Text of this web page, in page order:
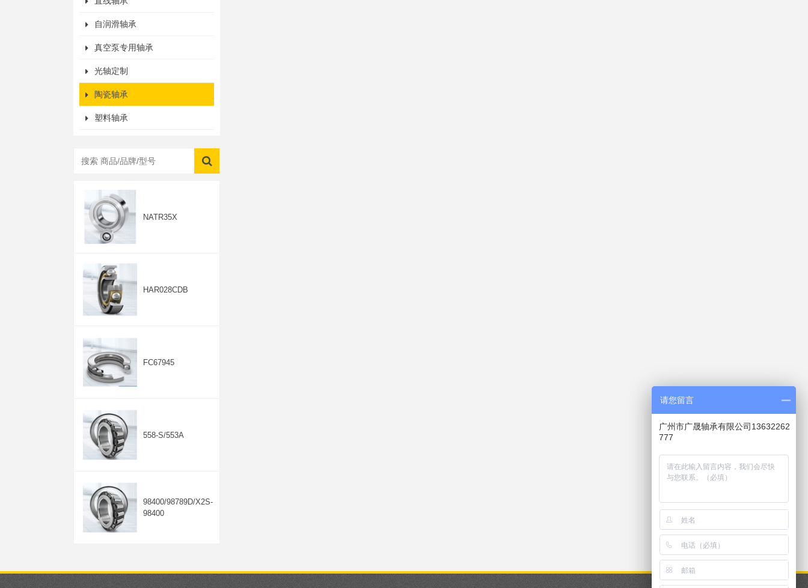
自润滑轴承
真空泵专用轴承
光轴定制
陶瓷轴承
塑料轴承
NATR35X
HAR028CDB
FC67945
558-S/553A
98400/98789D/X2S-
98400
请您留言
广州市广晟轴承有限公司13632262
777